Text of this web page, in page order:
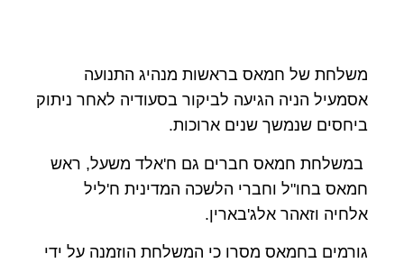
משלחת של חמאס בראשות מנהיג התנועה
אסמעיל הניה הגיעה לביקור בסעודיה לאחר ניתוק
ביחסים שנמשך שנים ארוכות.
במשלחת חמאס חברים גם ח'אלד משעל, ראש
חמאס בחו"ל וחברי הלשכה המדינית ח'ליל
אלחיה וזאהר אלג'בארין.
גורמים בחמאס מסרו כי המשלחת הוזמנה על ידי